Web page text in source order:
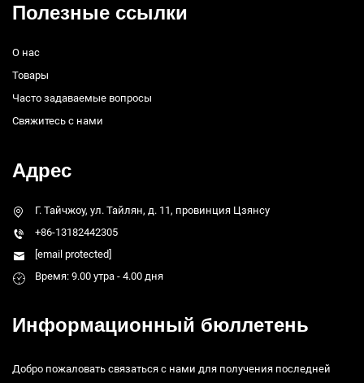
Полезные ссылки
О нас
Товары
Часто задаваемые вопросы
Свяжитесь с нами
Адрес
Г. Тайчжоу, ул. Тайлян, д. 11, провинция Цзянсу
+86-13182442305
[email protected]
Время: 9.00 утра - 4.00 дня
Информационный бюллетень
Добро пожаловать связаться с нами для получения последней